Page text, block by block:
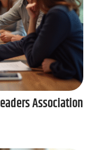
Association